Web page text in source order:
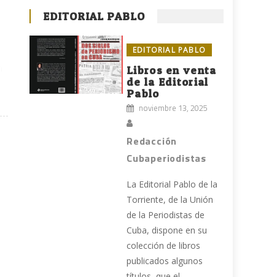
EDITORIAL PABLO
EDITORIAL PABLO
Libros en venta
de la Editorial
Pablo
noviembre 13, 2025
Redacción
Cubaperiodistas
La Editorial Pablo de la
Torriente, de la Unión
de la Periodistas de
Cuba, dispone en su
colección de libros
publicados algunos